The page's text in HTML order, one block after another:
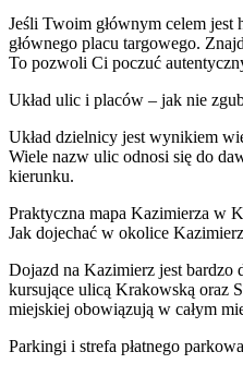
Jeśli Twoim głównym celem jest
głównego placu targowego.
To pozwoli Ci poczuć
Układ ulic i placów – jak nie
Układ dzielnicy jest wynikiem
Wiele nazw ulic odnosi się do
kierunku.
Praktyczna mapa Kazimierza w
Jak dojechać w okolice
Dojazd na Kazimierz jest bardzo
kursujące ulicą Krakowską oraz
miejskiej obowiązują w całym
Parkingi i strefa płatnego